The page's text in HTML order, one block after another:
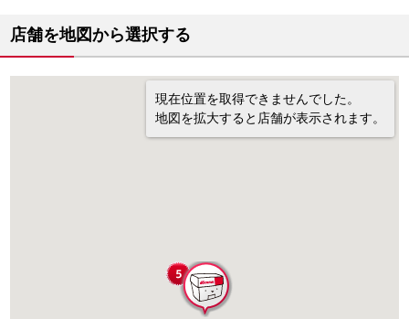
店舗を地図から選択する
現在位置を取得できませんでした。
地図を拡大すると店舗が表示されます。